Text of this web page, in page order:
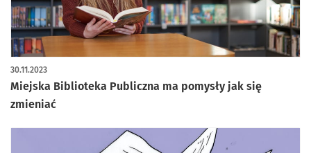
Miejska Biblioteka Publiczna ma pomysły jak się
zmieniać
30.11.2023